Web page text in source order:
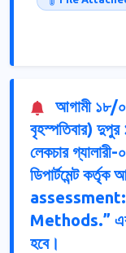
আগামী ১৮/
বৃহস্পতিবার)
লেকচার
ডিপার্টমেন্ট
Methods.”
হবে।